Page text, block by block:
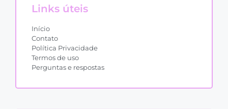
Links úteis
Início
Contato
Política Privacidade
Termos de uso
Perguntas e respostas